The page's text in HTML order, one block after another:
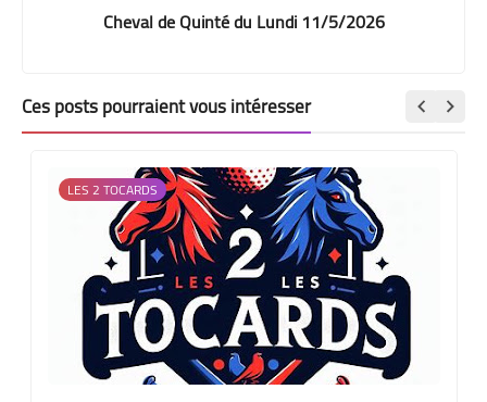
Cheval de Quinté du Lundi 11/5/2026
Ces posts pourraient vous intéresser
LES 2 TOCARDS